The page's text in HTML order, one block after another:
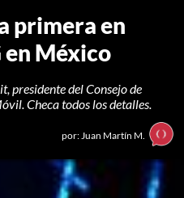
primera en
en México
presidente del Consejo de
Checa todos los detalles.
por: Juan Martín M.